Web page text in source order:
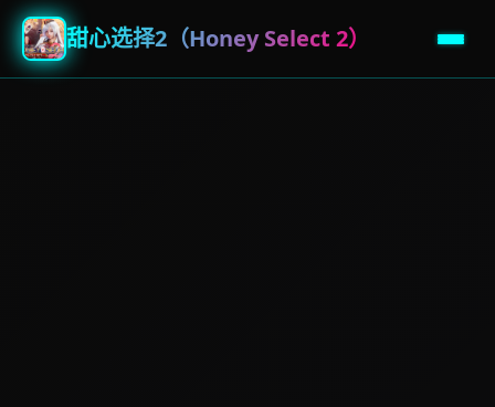
甜心选择2（Honey Select 2）